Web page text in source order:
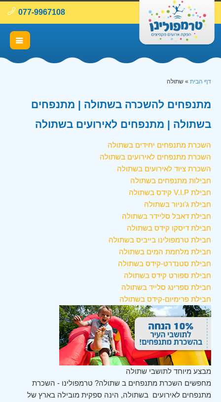
077-9967108
דף הבית » שתולה
מתנפחים להשכרה בשתולה | מתנפחים
בשתולה | מתנפחים לאירועים בשתולה
השכרת מתנפחים יחידים בשתולה
השכרת מתנפחים לאירועים בשתולה
השכרת ציוד לאירועים בשתולה
חבילות מתנפחים בשתולה
חבילת V.I.P קידס בשתולה
חבילת ג'וניור בשתולה
חבילת דאבל סליידר בשתולה
חבילת דיסקו קידס בשתולה
חבילת טרמפולינו בייביס בשתולה
חבילת מלחמת המים בשתולה
חבילת סטנדרט-קידס בשתולה
חבילת ספורט קידס בשתולה
חבילת ספרינג סלייד בשתולה
חבילת פרימיום-קידס בשתולה
מבצע מיוחד לתושבי שתולה
מחפשים השכרת מתנפחים ב שתולה? טרמפולינו - השכרת
מתנפחים לאירועים בשתולה, הינה ספקית מובילה בארץ של